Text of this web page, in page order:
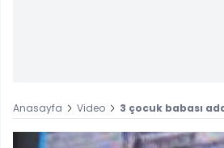
Anasayfa Video 3 çocuk babası